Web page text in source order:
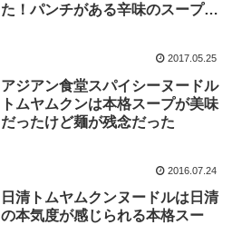
た！パンチがある辛味のスープだ
2017.05.25
アジアン食堂スパイシーヌードル
トムヤムクンは本格スープが美味
だったけど麺が残念だった
2016.07.24
日清トムヤムクンヌードルは日清
の本気度が感じられる本格スー